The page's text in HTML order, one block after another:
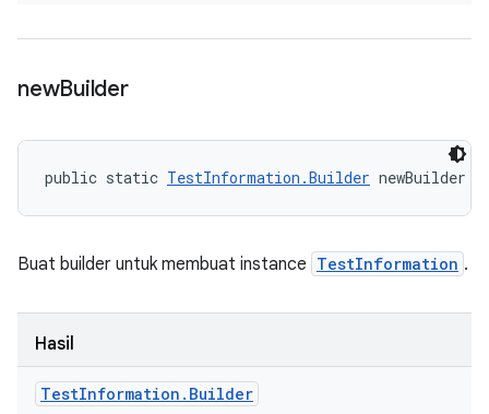
newBuilder
public static TestInformation.Builder newBuilder
Buat builder untuk membuat instance TestInformation .
Hasil
TestInformation . Builder